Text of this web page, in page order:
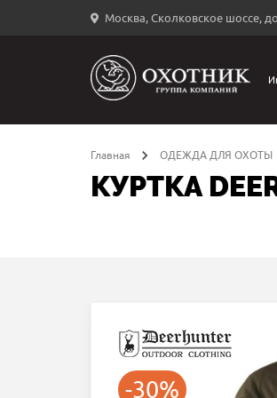
Москва, Сколковское шоссе,
Главная ОДЕЖДА ДЛЯ ОХОТЫ
КУРТКА
-30%